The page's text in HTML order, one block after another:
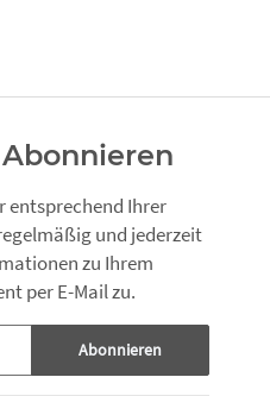
entsprechend Ihrer
und jederzeit
zu Ihrem
per E-Mail zu.
Abonnieren